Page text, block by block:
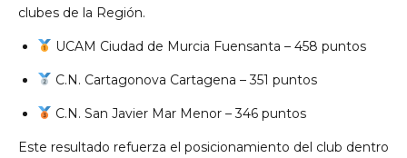
clubes de la Región.
UCAM Ciudad de Murcia Fuensanta – 458 puntos
C.N. Cartagonova Cartagena – 351 puntos
C.N. San Javier Mar Menor – 346 puntos
Este resultado refuerza el posicionamiento del club dentro